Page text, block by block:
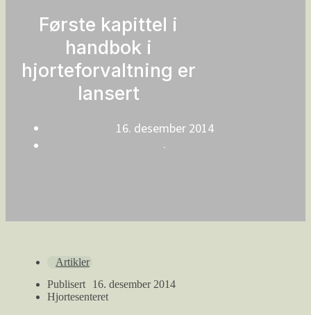
Første kapittel i
handbok i
hjorteforvaltning er
lansert
16. desember 2014
-
Artikler
Publisert
16. desember 2014
Hjortesenteret